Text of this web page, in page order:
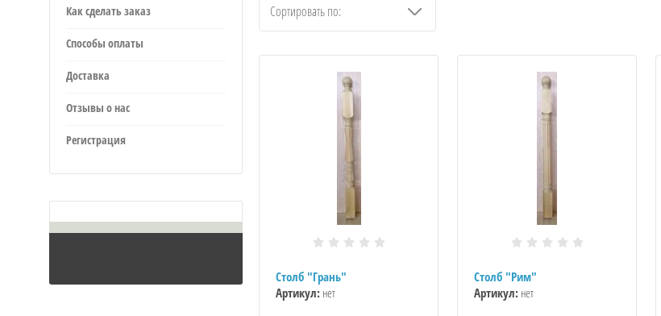
Как сделать заказ
Способы оплаты
Доставка
Отзывы о нас
Регистрация
Сортировать по:
Столб "Грань"
Артикул: нет
Столб "Рим"
Артикул: нет